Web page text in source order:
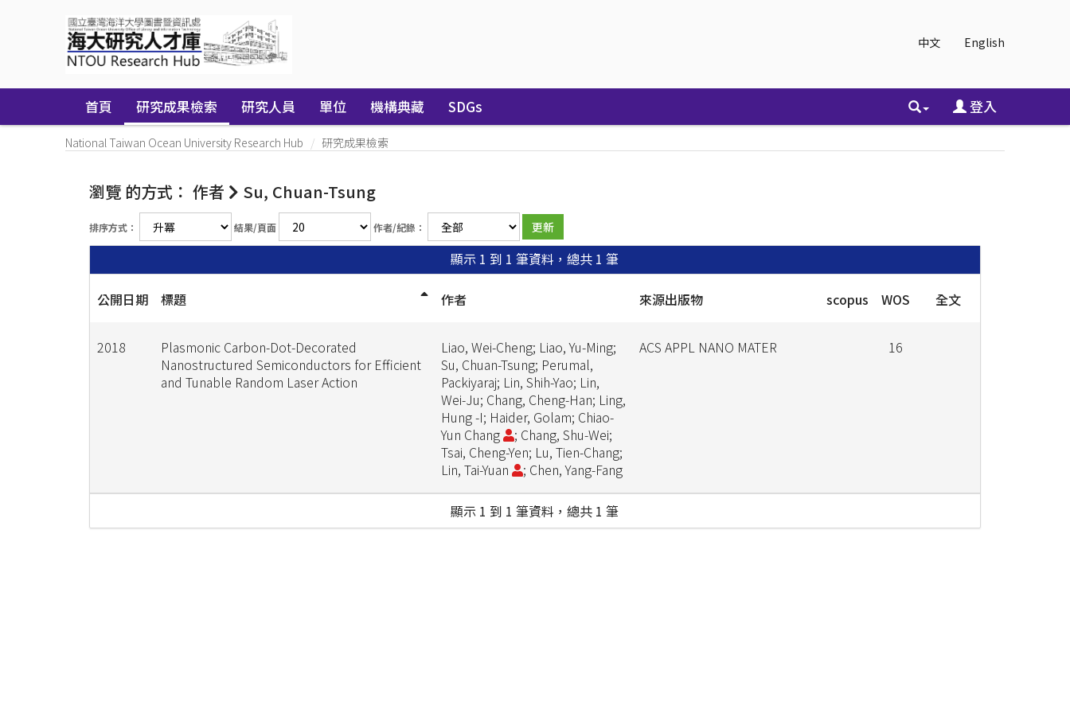
中文 English
首頁 研究成果檢索 研究人員 單位 機構典藏 SDGs 登入
National Taiwan Ocean University Research Hub 研究成果檢索
瀏覽 的方式： 作者 Su, Chuan-Tsung
排序方式： 結果/頁面 作者/紀錄：
顯示 1 到 1 筆資料，總共 1 筆
公開日期 標題 作者 來源出版物 scopus WOS 全文
2018
Plasmonic Carbon-Dot-Decorated
Nanostructured Semiconductors for Efficient
and Tunable Random Laser Action
Liao, Wei-Cheng; Liao, Yu-Ming;
Su, Chuan-Tsung; Perumal,
Packiyaraj; Lin, Shih-Yao; Lin,
Wei-Ju; Chang, Cheng-Han; Ling,
Hung -I; Haider, Golam; Chiao-
Yun Chang
; Chang, Shu-Wei;
Tsai, Cheng-Yen; Lu, Tien-Chang;
Lin, Tai-Yuan
; Chen, Yang-Fang
ACS APPL NANO MATER 16
顯示 1 到 1 筆資料，總共 1 筆